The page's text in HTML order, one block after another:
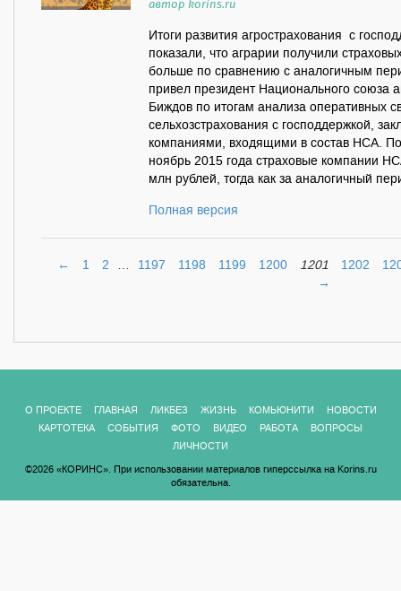
автор korins.ru
Итоги развития агрострахования с
показали, что аграрии получили
больше по сравнению с аналогичным
привел президент Национального союза
Биждов по итогам анализа оперативных
сельхозстрахования с господдержкой,
компаниями, входящими в состав НСА.
ноябрь 2015 года страховые компании
млн рублей, тогда как за аналогичный
Полная версия
← 1 2 … 1197 1198 1199 1200 1201 1202
→
О ПРОЕКТЕ ГЛАВНАЯ ЛИКБЕЗ ЖИЗНЬ КОМЬЮНИТИ
НОВОСТИ
КАРТОТЕКА
СОБЫТИЯ ФОТО ВИДЕО РАБОТА
ВОПРОСЫ
ЛИЧНОСТИ
©2026 «КОРИНС». При использовании материалов гиперссылка на Korins.ru
обязательна.